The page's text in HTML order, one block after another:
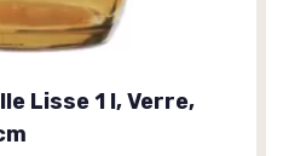
Lisse 1 l, Verre,